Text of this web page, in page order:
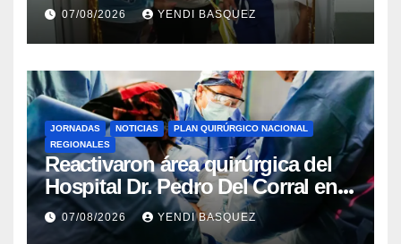
del Aeropuerto ​Inauguraron
Rincón
07/08/2026 YENDI BASQUEZ
JORNADAS NOTICIAS
PLAN QUIRÚRGICO NACIONAL
REGIONALES
Reactivaron área quirúrgica del
Hospital Dr. Pedro Del Corral en
Guárico
07/08/2026 YENDI BASQUEZ